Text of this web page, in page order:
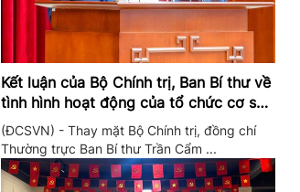
Kết luận của Bộ Chính trị, Ban Bí thư về
tình hình hoạt động của tổ chức cơ sở
đảng trong quý II/2026
(ĐCSVN) - Thay mặt Bộ Chính trị, đồng chí
Thường trực Ban Bí thư Trần Cẩm ...